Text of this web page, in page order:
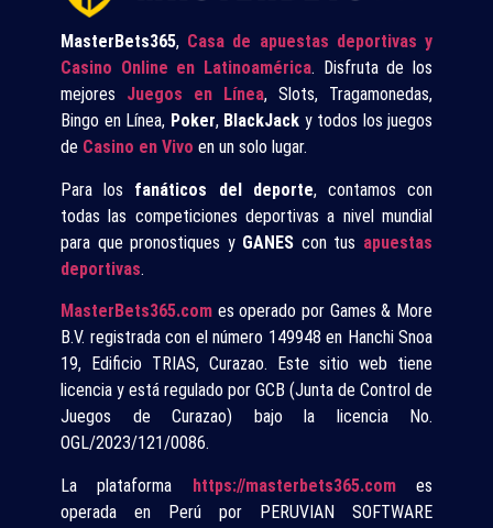
MasterBets365, Casa de apuestas deportivas y
Casino Online en Latinoamérica. Disfruta de los
mejores Juegos en Línea, Slots, Tragamonedas,
Bingo en Línea, Poker, BlackJack y todos los juegos
de Casino en Vivo en un solo lugar.
Para los fanáticos del deporte, contamos con
todas las competiciones deportivas a nivel mundial
para que pronostiques y GANES con tus apuestas
deportivas.
MasterBets365.com es operado por Games & More
B.V. registrada con el número 149948 en Hanchi Snoa
19, Edificio TRIAS, Curazao. Este sitio web tiene
licencia y está regulado por GCB (Junta de Control de
Juegos de Curazao) bajo la licencia No.
OGL/2023/121/0086.
La plataforma https://masterbets365.comes
operada en Perú por PERUVIAN SOFTWARE